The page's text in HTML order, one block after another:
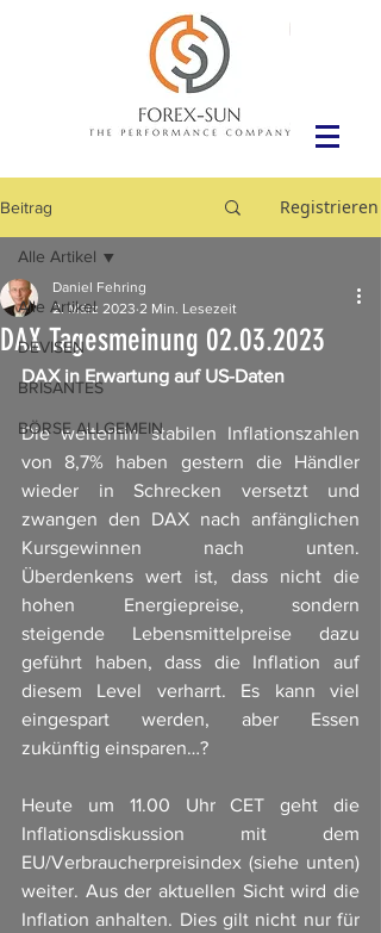
Beitrag Registrieren
Alle Artikel
DEVISEN
BRISANTES
BÖRSE ALLGEMEIN
Alle Artikel
DAX Tagesmeinung 02.03.2023
Daniel Fehring
2. März 2023 2 Min. Lesezeit
DAX in Erwartung auf US-Daten
Die weiterhin stabilen Inflationszahlen
von 8,7% haben gestern die Händler
wieder in Schrecken versetzt und
zwangen den DAX nach anfänglichen
Kursgewinnen nach unten.
Überdenkens wert ist, dass nicht die
hohen Energiepreise, sondern
steigende Lebensmittelpreise dazu
geführt haben, dass die Inflation auf
diesem Level verharrt. Es kann viel
eingespart werden, aber Essen
zukünftig einsparen…?
Heute um 11.00 Uhr CET geht die
Inflationsdiskussion mit dem
EU/Verbraucherpreisindex (siehe unten)
weiter. Aus der aktuellen Sicht wird die
Inflation anhalten. Dies gilt nicht nur für